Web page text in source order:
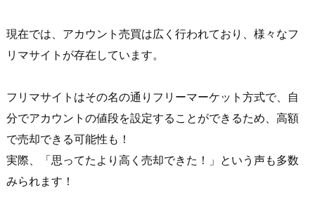
現在では、アカウント売買は広く行われており、様々なフ
リマサイトが存在しています。
フリマサイトはその名の通りフリーマーケット方式で、自
分でアカウントの値段を設定することができるため、高額
で売却できる可能性も！
実際、「思ってたより高く売却できた！」という声も多数
みられます！